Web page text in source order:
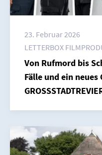
23. Februar 2026
LETTERBOX
Von Rufmord bis
Fälle und ein neues